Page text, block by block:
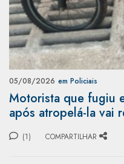
05/08/2026 em Policiais
Motorista que fugiu
após atropelá-la vai
(1) COMPARTILHAR